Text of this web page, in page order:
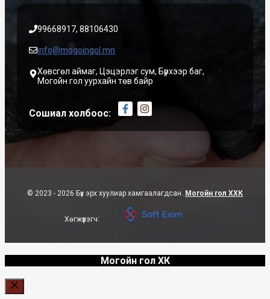
99668917, 88106430
info@mogoingol.mn
Хөвсгөл аймаг, Цэцэрлэг сум, Бүрхээр баг,
Могойн гол уурхайн төв байр
Сошиал холбоос:
© 2023 - 2026 Бүх эрх хуулиар хамгаалагдсан. Могойн гол ХХК
Хөгжүүлэгч:
Могойн гол ХК